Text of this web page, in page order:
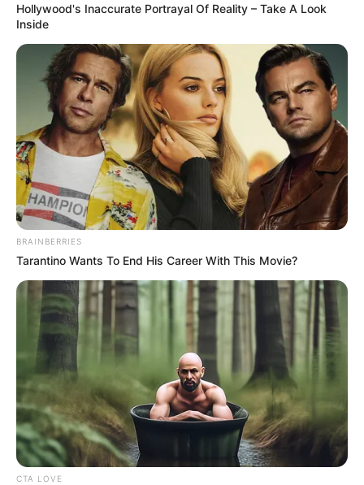
EMAIL ΑΚΟΛΟΥΘΉΣΤΕ
Hollywood's Inaccurate Portrayal Of Reality – Take A Look
Inside
BRAINBERRIES
Tarantino Wants To End His Career With This Movie?
CTA LOVE